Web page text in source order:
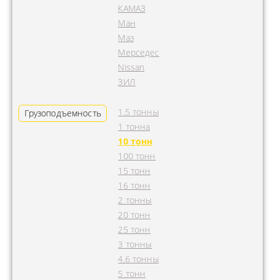
КАМАЗ
Ман
Маз
Мерседес
Nissan
ЗИЛ
Грузоподъемность
1.5 тонны
1 тонна
10 тонн
100 тонн
15 тонн
16 тонн
2 тонны
20 тонн
25 тонн
3 тонны
4.6 тонны
5 тонн